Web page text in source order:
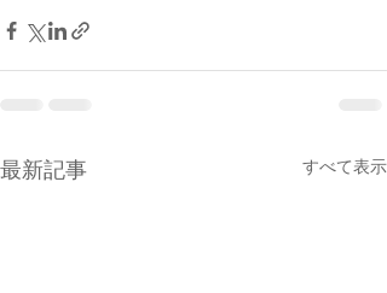
最新記事 すべて表示